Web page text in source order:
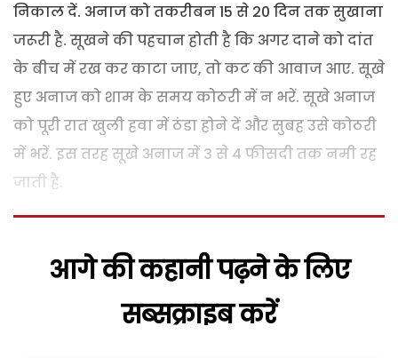
निकाल दें. अनाज को तकरीबन 15 से 20 दिन तक सुखाना
जरूरी है. सूखने की पहचान होती है कि अगर दाने को दांत
के बीच में रख कर काटा जाए, तो कट की आवाज आए. सूखे
हुए अनाज को शाम के समय कोठरी में न भरें. सूखे अनाज
को पूरी रात खुली हवा में ठंडा होने दें और सुबह उसे कोठरी
में भरें. इस तरह सूखे अनाज में 3 से 4 फीसदी तक नमी रह
जाती है.
आगे की कहानी पढ़ने के लिए
सब्सक्राइब करें